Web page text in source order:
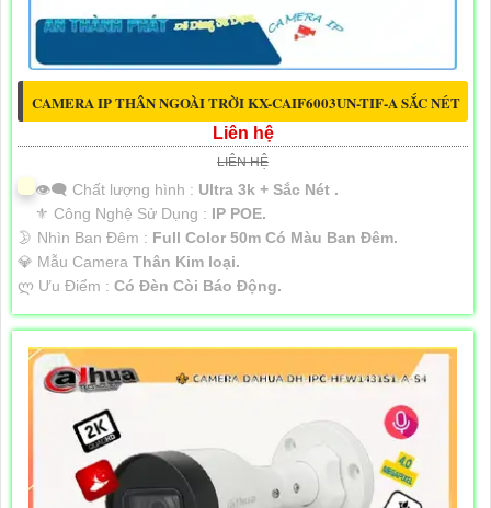
CAMERA IP THÂN NGOÀI TRỜI KX-CAIF6003UN-TIF-A SẮC NÉT
Liên hệ
LIÊN HỆ
👁️‍🗨 Chất lượng hình : Ultra 3k + Sắc Nét .
⚜️ Công Nghệ Sử Dụng : IP POE.
🌛 Nhìn Ban Đêm : Full Color 50m Có Màu Ban Ðêm.
💎 Mẫu Camera Thân Kim loại.
️ლ Ưu Điểm : Có Ðèn Còi Báo Động.